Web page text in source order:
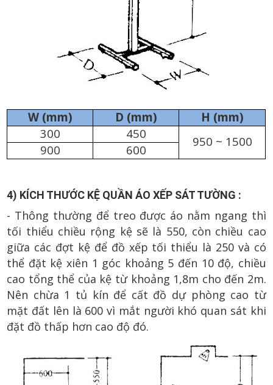
W (mm) D (mm)
H (mm)
300
450
950 ~ 1500
900 600
4) KÍCH THƯỚC KỆ QUẦN ÁO XẾP SÁT TƯỜNG :
- Thông thường để treo được áo nằm ngang thì
tối thiểu chiều rộng kệ sẽ là 550, còn chiều cao
giữa các đợt kệ để đồ xếp tối thiểu là 250 và có
thể đặt kệ xiên 1 góc khoảng 5 đến 10 độ, chiều
cao tổng thể của kệ từ khoảng 1,8m cho đến 2m.
Nên chừa 1 tủ kín để cất đồ dự phòng cao từ
mặt đất lên là 600 vì mắt người khó quan sát khi
đặt đồ thấp hơn cao độ đó.